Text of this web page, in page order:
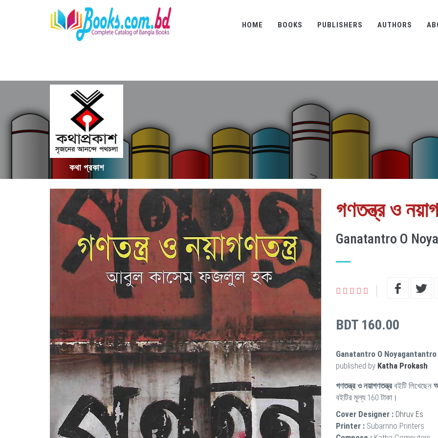
HOME BOOKS PUBLISHERS AUTHORS
কথা প্রকাশ
গণতন্ত্র ও
Ganatantro O
BDT 160.00
Ganatantro O Noyagantantro
published by Katha Prokash.
গণতন্ত্র ও নয়াগণতন্ত্রবইটি লিখেছেন
বইটির মূল্য 160 টাকা।
Cover Designer : Dhruv Es
Printer : Subarnno Printers